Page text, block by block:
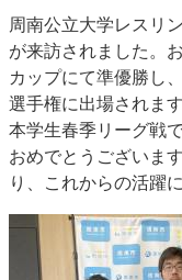
周南公立大学レスリ
が来訪されました。
カップにて準優勝し
選手権に出場されま
本学生春季リーグ戦
おめでとうございま
り、これからの活躍